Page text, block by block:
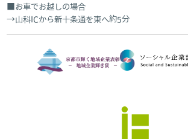
お車でお越しの場合
山科ICから新十条通を東へ約5分